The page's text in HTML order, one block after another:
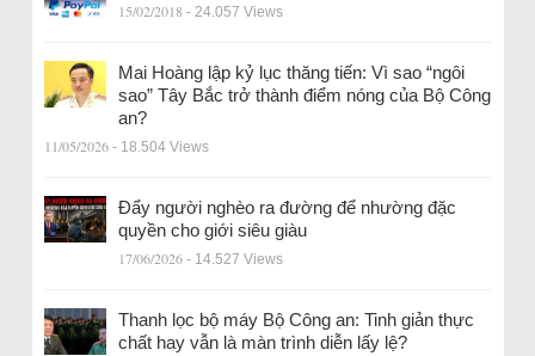
15/02/2018 - 24.057 Views
Mai Hoàng lập kỷ lục thăng tiến: Vì sao “ngôi
sao” Tây Bắc trở thành điểm nóng của Bộ Công
an?
11/05/2026 - 18.504 Views
Đẩy người nghèo ra đường để nhường đặc
quyền cho giới siêu giàu
17/06/2026 - 14.527 Views
Thanh lọc bộ máy Bộ Công an: Tinh giản thực
chất hay vẫn là màn trình diễn lấy lệ?